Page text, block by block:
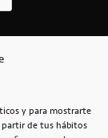
y para mostrarte
partir de tus hábitos